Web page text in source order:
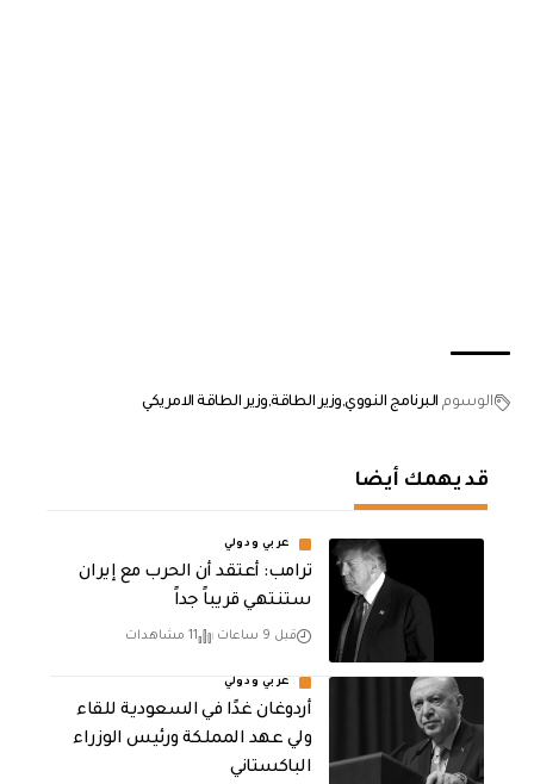
الوسوم البرنامج النووي وزير الطاقة وزير الطاقة الامريكي
قد يهمك أيضا
عربي ودولي
‏ترامب: أعتقد أن الحرب مع إيران
ستنتهي قريباً جداً
قبل 9 ساعات 11 مشاهدات
عربي ودولي
أردوغان غدًا في السعودية للقاء
ولي عهد المملكة ورئيس الوزراء
الباكستاني